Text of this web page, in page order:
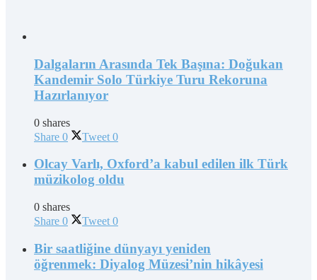
Dalgaların Arasında Tek Başına: Doğukan
Kandemir Solo Türkiye Turu Rekoruna
Hazırlanıyor
0 shares
Share 0 Tweet 0
Olcay Varlı, Oxford’a kabul edilen ilk Türk
müzikolog oldu
0 shares
Share 0 Tweet 0
Bir saatliğine dünyayı yeniden
öğrenmek: Diyalog Müzesi’nin hikâyesi